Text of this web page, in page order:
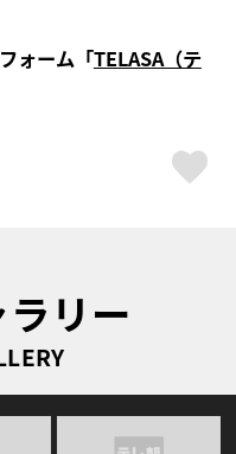
ォーム「TELASA（テ
リー